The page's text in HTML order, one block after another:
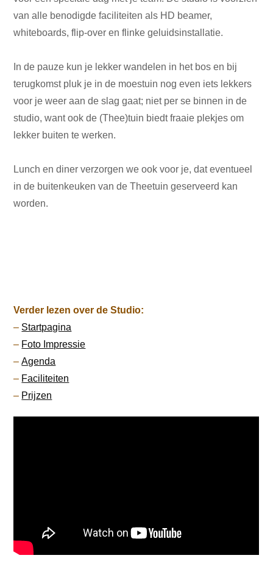
van alle benodigde faciliteiten als HD beamer,
whiteboards, flip-over en flinke geluidsinstallatie.
In de pauze kun je lekker wandelen in het bos en bij
terugkomst pluk je in de moestuin nog even iets lekkers
voor je weer aan de slag gaat; niet per se binnen in de
studio, want ook de (Thee)tuin biedt fraaie plekjes om
lekker buiten te werken.
Lunch en diner verzorgen we ook voor je, dat eventueel
in de buitenkeuken van de Theetuin geserveerd kan
worden.
Verder lezen over de Studio:
– Startpagina
– Foto Impressie
–Agenda
– Faciliteiten
– Prijzen